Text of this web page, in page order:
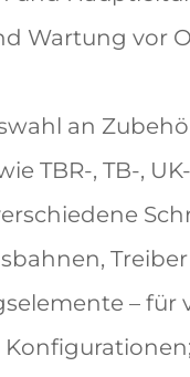
Wartung vor
an
TBR-, TB-,
– für
Konfigurationen;